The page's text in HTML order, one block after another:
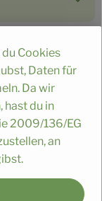
du Cookies
Daten für
Da wir
hast du in
2009/136/EG
an